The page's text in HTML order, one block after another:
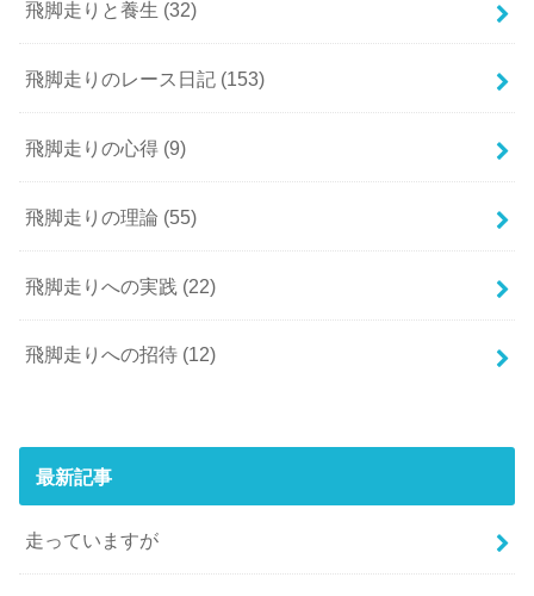
飛脚走りと養生 (32)
飛脚走りのレース日記 (153)
飛脚走りの心得 (9)
飛脚走りの理論 (55)
飛脚走りへの実践 (22)
飛脚走りへの招待 (12)
最新記事
走っていますが